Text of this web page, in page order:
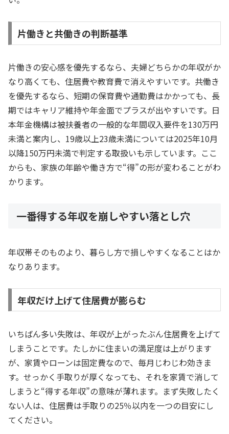
片働きと共働きの判断基準
片働きの安心感を優先するなら、夫婦どちらかの年収がか
なり高くても、住居費や教育費で消えやすいです。共働き
を優先するなら、短期の保育費や通勤費はかかっても、長
期ではキャリア維持や年金面でプラスが出やすいです。日
本年金機構は被扶養者の一般的な年間収入要件を130万円
未満と案内し、19歳以上23歳未満については2025年10月
以降150万円未満で判定する取扱いも示しています。ここ
からも、家族の年齢や働き方で“得”の形が変わることがわ
かります。
一番得する年収を崩しやすい落とし穴
年収帯そのものより、暮らし方で損しやすくなることはか
なりあります。
年収だけ上げて住居費が膨らむ
いちばん多い失敗は、年収が上がったぶん住居費を上げて
しまうことです。たしかに住まいの満足度は上がります
が、家賃やローンは固定費なので、毎月じわじわ効きま
す。せっかく手取りが厚くなっても、それを家賃で消して
しまうと“得する年収”の意味が薄れます。まず失敗したく
ない人は、住居費は手取りの25％以内を一つの目安にし
てください。